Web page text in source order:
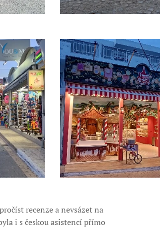
recenze a nevsázet na
i s českou asistencí přímo